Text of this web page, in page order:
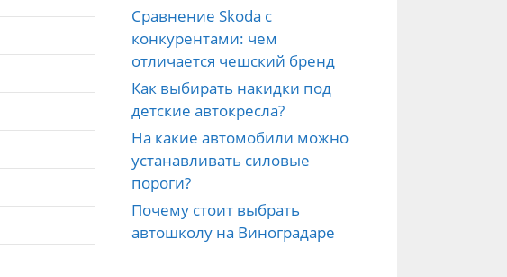
Сравнение Skoda с
конкурентами: чем
отличается чешский бренд
Как выбирать накидки под
детские автокресла?
На какие автомобили можно
устанавливать силовые
пороги?
Почему стоит выбрать
автошколу на Виноградаре